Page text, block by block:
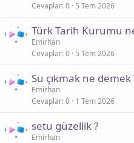
Cevaplar 0 5 Tem 2026
Türk Tarih Kurumu
Emirhan
Cevaplar 0 5 Tem 2026
Su çıkmak ne demek
Emirhan
Cevaplar 0 1 Tem 2026
setu güzellik ?
Emirhan